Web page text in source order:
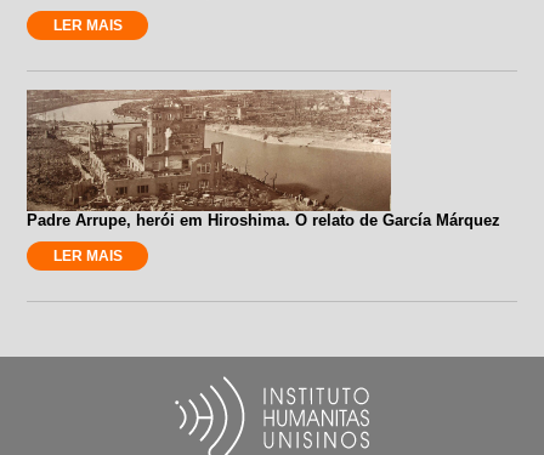
LER MAIS
Padre Arrupe, herói em Hiroshima. O relato de García Márquez
LER MAIS